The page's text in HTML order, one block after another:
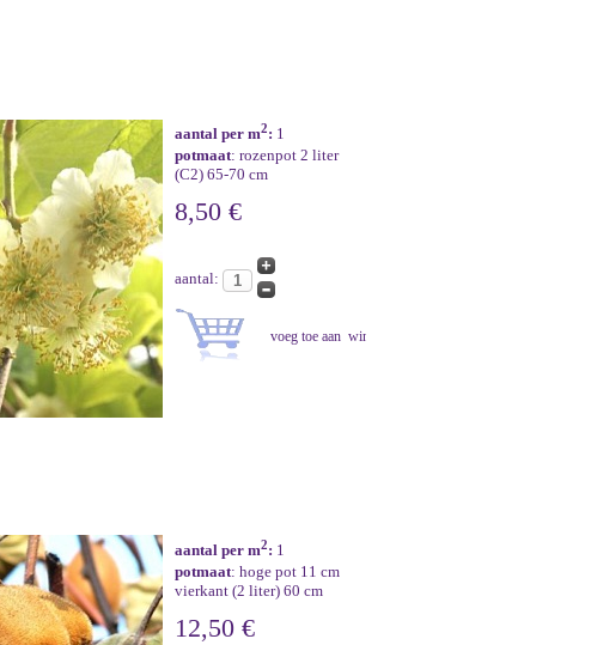
aantal per m2: 1
potmaat: rozenpot 2 liter
(C2) 65-70 cm
8,50 €
aantal:
aantal per m2: 1
potmaat: hoge pot 11 cm
vierkant (2 liter) 60 cm
12,50 €